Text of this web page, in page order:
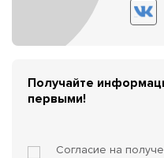
Получайте
первыми!
Согласие на